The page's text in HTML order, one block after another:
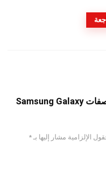
كن أول من يراجع “سعر و مواصفات Samsung Galaxy
الإلزامية مشار إليها بـ*